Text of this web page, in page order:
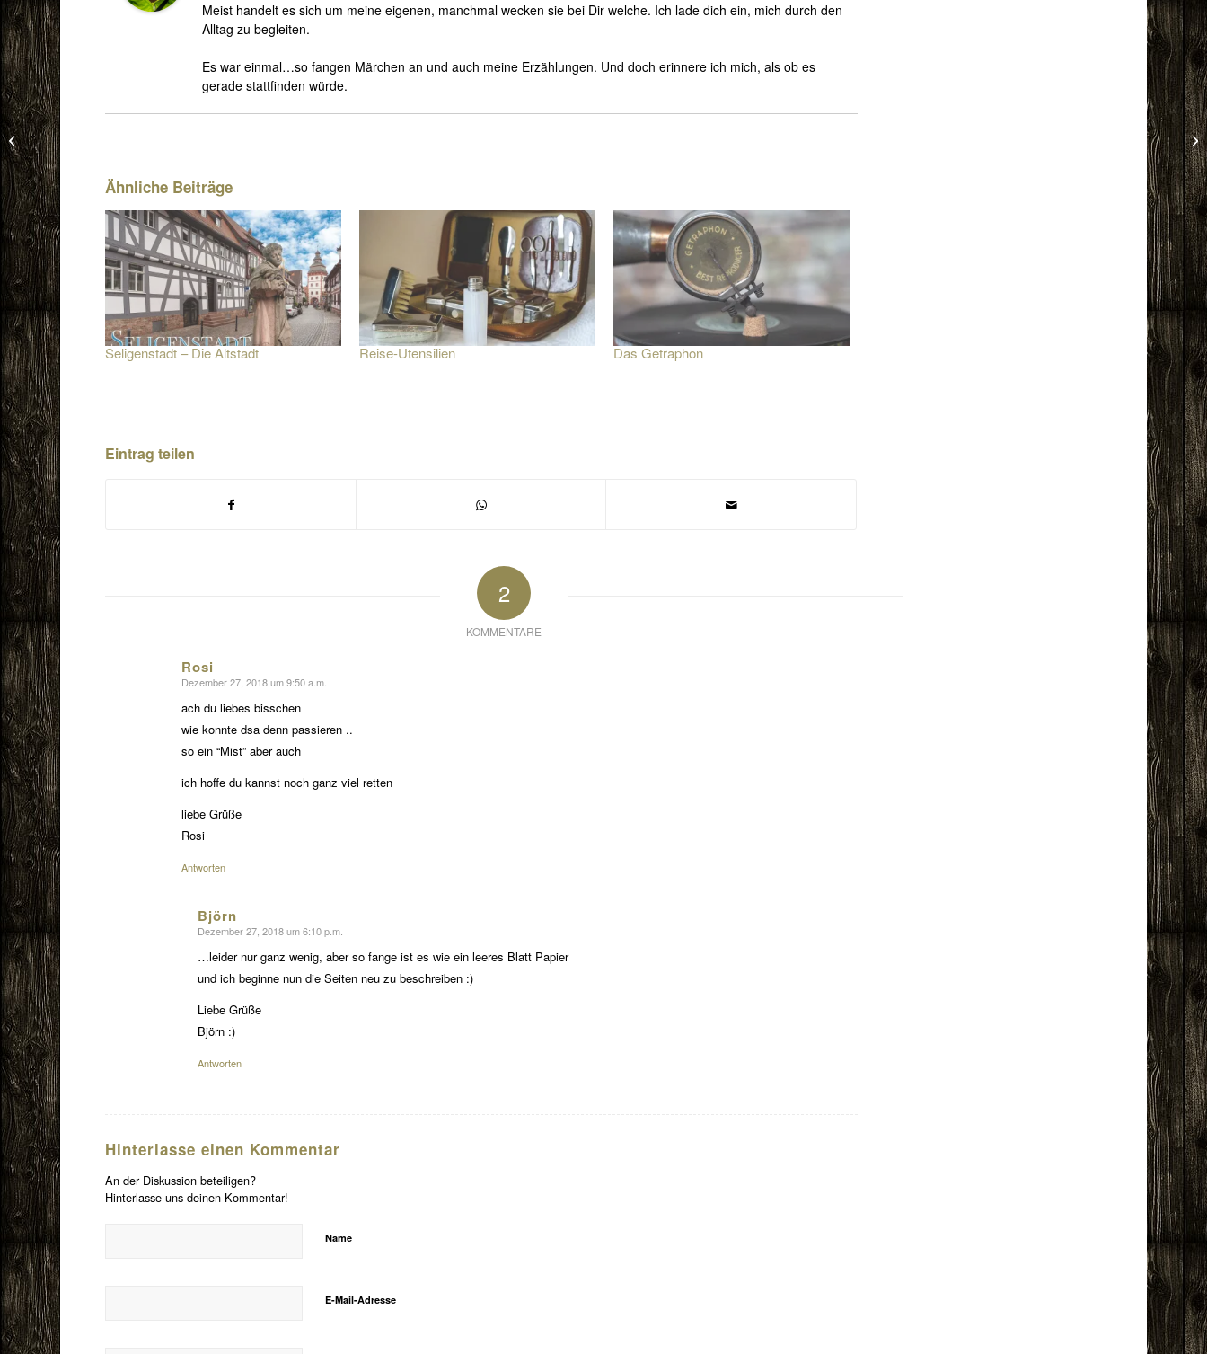
Meist handelt es sich um meine eigenen, manchmal wecken sie bei Dir welche. Ich lade dich ein, mich durch den
Alltag zu begleiten.
Es war einmal…so fangen Märchen an und auch meine Erzählungen. Und doch erinnere ich mich, als ob es
gerade stattfinden würde.
Ähnliche Beiträge
Seligenstadt – Die Altstadt Reise-Utensilien Das Getraphon
Eintrag teilen
2
KOMMENTARE
Rosi
sagte:
Dezember 27, 2018 um 9:50 a.m.
ach du liebes bisschen
wie konnte dsa denn passieren ..
so ein “Mist” aber auch
ich hoffe du kannst noch ganz viel retten
liebe Grüße
Rosi
Antworten
Björn
sagte:
Dezember 27, 2018 um 6:10 p.m.
…leider nur ganz wenig, aber so fange ist es wie ein leeres Blatt Papier
und ich beginne nun die Seiten neu zu beschreiben :)
Liebe Grüße
Björn :)
Antworten
Hinterlasse einen Kommentar
An der Diskussion beteiligen?
Hinterlasse uns deinen Kommentar!
Name
E-Mail-Adresse
Dent-O-M Zahnkreme